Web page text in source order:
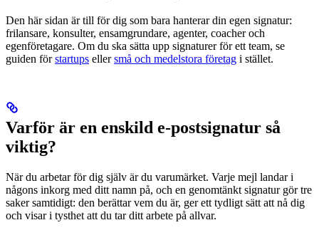
Den här sidan är till för dig som bara hanterar din egen signatur:
frilansare, konsulter, ensamgrundare, agenter, coacher och
egenföretagare. Om du ska sätta upp signaturer för ett team, se
guiden förstartups ellersmå och medelstora företag i stället.
Varför är en enskild e-postsignatur så
viktig?
När du arbetar för dig själv är du varumärket. Varje mejl landar i
någons inkorg med ditt namn på, och en genomtänkt signatur gör tre
saker samtidigt: den berättar vem du är, ger ett tydligt sätt att nå dig
och visar i tysthet att du tar ditt arbete på allvar.